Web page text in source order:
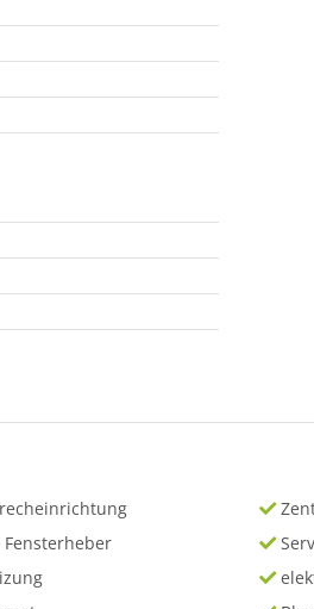
Fensterheber